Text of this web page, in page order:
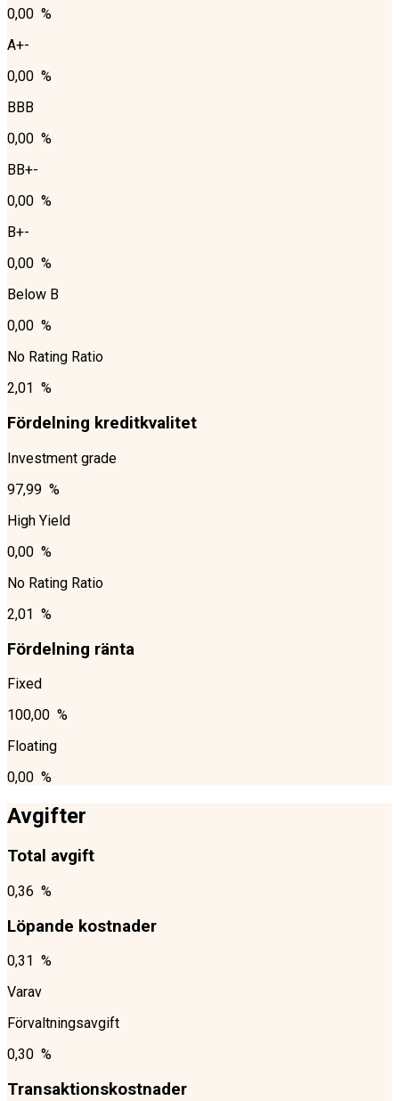
0,00 %
A+-
0,00 %
BBB
0,00 %
BB+-
0,00 %
B+-
0,00 %
Below B
0,00 %
No Rating Ratio
2,01 %
Fördelning kreditkvalitet
Investment grade
97,99 %
High Yield
0,00 %
No Rating Ratio
2,01 %
Fördelning ränta
Fixed
100,00 %
Floating
0,00 %
Avgifter
Total avgift
0,36 %
Löpande kostnader
0,31 %
Varav
Förvaltningsavgift
0,30 %
Transaktionskostnader